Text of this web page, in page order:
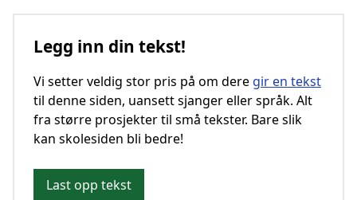
Legg inn din tekst!
Vi setter veldig stor pris på om dere gir en tekst
til denne siden, uansett sjanger eller språk. Alt
fra større prosjekter til små tekster. Bare slik
kan skolesiden bli bedre!
Last opp tekst